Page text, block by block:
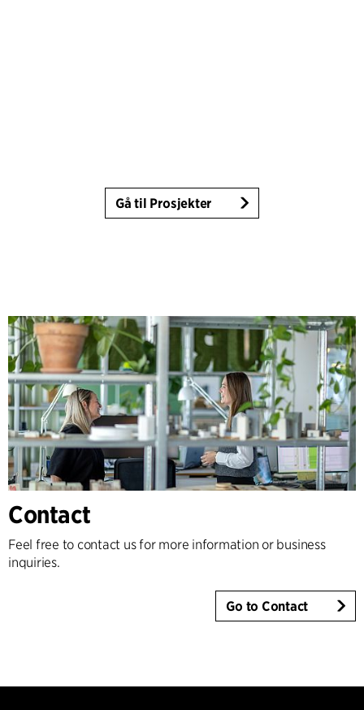
Gå til Prosjekter
Contact
Feel free to contact us for more information or business
inquiries.
Go to Contact